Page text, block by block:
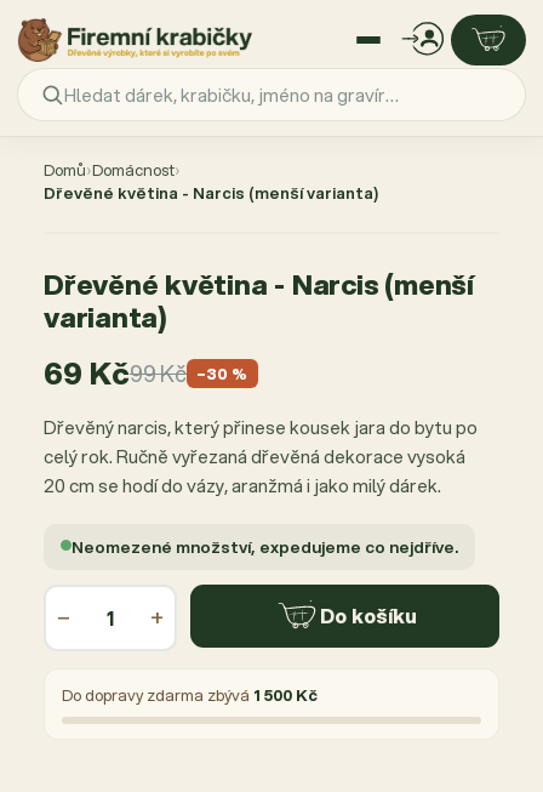
obsah
Domů›Domácnost›
Dřevěné květina - Narcis (menší varianta)
Dřevěné květina - Narcis (menší
varianta)
69 Kč99 Kč −30 %
Dřevěný narcis, který přinese kousek jara do bytu po
celý rok. Ručně vyřezaná dřevěná dekorace vysoká
20 cm se hodí do vázy, aranžmá i jako milý dárek.
Neomezené množství, expedujeme co nejdříve.
− + Do košíku
Do dopravy zdarma zbývá 1 500 Kč